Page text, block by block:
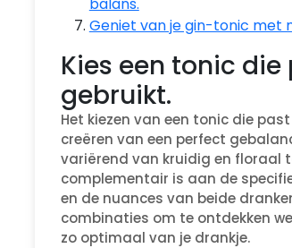
Geniet van je gin-tonic met
Kies een tonic
gebruikt.
Het kiezen van een tonic die
creëren van een perfect
variërend van kruidig en floraal
complementair is aan de
en de nuances van beide
combinaties om te ontdekken
zo optimaal van je drankje.